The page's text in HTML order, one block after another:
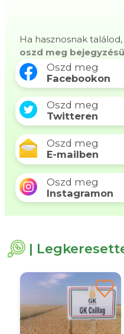
Ha hasznosnak találod,
oszd meg
Oszd meg
Facebookon
Oszd meg
Twitteren
Oszd meg
E-mailben
Oszd meg
Instagramon
|